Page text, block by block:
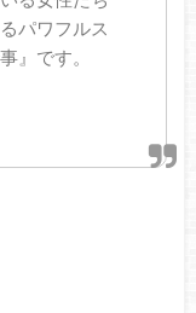
パワフルス
』です。